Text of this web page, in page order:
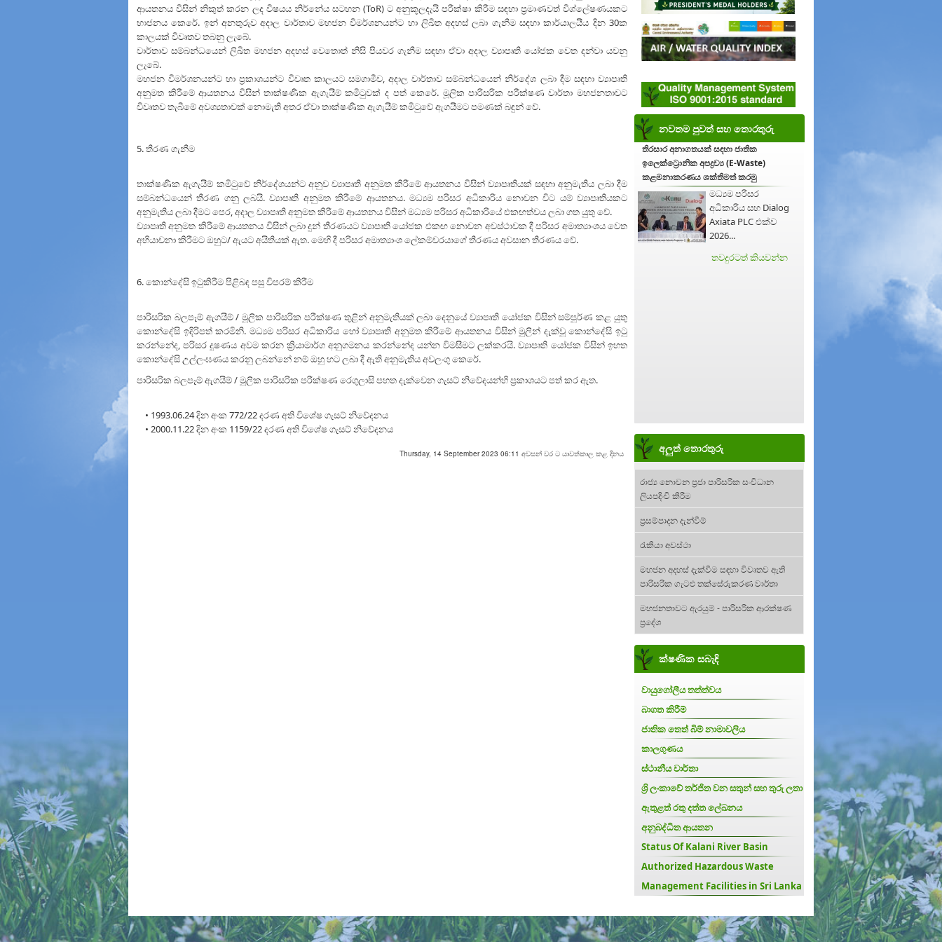
ආයතනය විසින් නිකුත් කරන ලද විෂයය නිර්නේය සටහන (ToR) ට අනුකූලදැයි පරීක්ෂා කිරීම සඳහා ප්‍රමාණවත් විශ්ලේෂණයකට
භාජනය කෙරේ. ඉන් අනතුරුව අදාල වාර්තාව මහජන විමර්ශනයන්ට හා ලිඛිත අදහස් ලබා ගැනීම සඳහා කාර්යාලයීය දින 30ක
කාලයක් විවෘතව තබනු ලැබේ.
වාර්තාව සම්බන්ධයෙන් ලිඛිත මහජන අදහස් වෙතොත් නිසි පියවර ගැනීම සඳහා ඒවා අදාල ව්‍යාපෘති යෝජක වෙත දන්වා යවනු
ලැබේ.
මහජන විමර්ශනයන්ට හා ප්‍රකාශයන්ට විවෘත කාලයට සමගාමීව, අදාල වාර්තාව සම්බන්ධයෙන් නිර්දේශ ලබා දීම සඳහා ව්‍යාපෘති
අනුමත කිරීමේ ආයතනය විසින් තාක්ෂණික ඇගැයීම් කමිටුවක් ද පත් කෙරේ. මූලික පාරිසරික පරීක්ෂණ වාර්තා මහජනතාවට
විවෘතව තැබීමේ අවශ්‍යතාවක් නොමැති අතර ඒවා තාක්ෂණික ඇගැයීම් කමිටුවේ ඇගයීමට පමණක් බඳුන් වේ.
5. තීරණ ගැනීම
තාක්ෂණික ඇගැයීම් කමිටුවේ නිර්දේශයන්ට අනුව ව්‍යාපෘති අනුමත කිරීමේ ආයතනය විසින් ව්‍යාපෘතියක් සඳහා අනුමැතිය ලබා දීම
සම්බන්ධයෙන් තීරණ ගනු ලබයි. ව්‍යාපෘති අනුමත කිරීමේ ආයතනය. මධ්‍යම පරිසර අධිකාරිය නොවන විට යම් ව්‍යාපෘතියකට
අනුමැතිය ලබා දීමට පෙර, අදාල ව්‍යාපෘති අනුමත කිරීමේ ආයතනය විසින් මධ්‍යම පරිසර අධිකාරියේ එකඟත්වය ලබා ගත යුතු වේ.
ව්‍යාපෘති අනුමත කිරීමේ ආයතනය විසින් ලබා දුන් තීරණයට ව්‍යාපෘති යෝජක එකඟ නොවන අවස්ථාවක දී පරිසර අමාත්‍යාංශය වෙත
අභියාචනා කිරීමට ඔහුට/ ඇයට අයිතියක් ඇත. මෙහි දී පරිසර අමාත්‍යාංශ ලේකම්වරයාගේ තීරණය අවසාන තීරණය වේ.
6. කොන්දේසි ඉටුකිරීම පිළිබඳ පසු විපරම් කිරීම
පාරිසරික බලපෑම් ඇගයීම් / මූලික පාරිසරික පරීක්ෂණ තුළින් අනුමැතියක් ලබා දෙනුයේ ව්‍යාපෘති යෝජක විසින් සම්පූර්ණ කළ යුතු
කොන්දේසි ඉදිරිපත් කරමිනි. මධ්‍යම පරිසර අධිකාරිය හෝ ව්‍යාපෘති අනුමත කිරීමේ ආයතනය විසින් මුලින් දැක්වූ කොන්දේසි ඉටු
කරන්නේද, පරිසර දූෂණය අවම කරන ක්‍රියාමාර්ග අනුගමනය කරන්නේද යන්න විමසීමට ලක්කරයි. ව්‍යාපෘති යෝජක විසින් ඉහත
කොන්දේසි උල්ලංඝණය කරනු ලබන්නේ නම් ඔහු හට ලබා දී ඇති අනුමැතිය අවලංගු කෙරේ.
පාරිසරික බලපෑම් ඇගයීම් / මූලික පාරිසරික පරීක්ෂණ රෙගුලාසි පහත දැක්වෙන ගැසට් නිවේදයන්හි ප්‍රකාශයට පත් කර ඇත.
• 1993.06.24 දින අංක 772/22 දරණ අති විශේෂ ගැසට් නිවේදනය
• 2000.11.22 දින අංක 1159/22 දරණ අති විශේෂ ගැසට් නිවේදනය
Thursday, 14 September 2023 06:11 අවසන් වර ට යාවත්කාල කළ දිනය
නවතම පුවත් සහ තොරතුරු
තිරසාර අනාගතයක් සඳහා ජාතික
ඉලෙක්ට්‍රොනික අපද්‍රව්‍ය (E-Waste)
කළමනාකරණය ශක්තිමත් කරමු
මධ්‍යම පරිසර
අධිකාරිය සහ Dialog
Axiata PLC එක්ව
2026...
තවදුරටත් කියවන්න
අලුත් තොරතුරු
රාජ්‍ය නොවන ප්‍රජා පාරිසරික සංවිධාන
ලියපදිංචි කිරීම
ප්‍රසම්පාදන දැන්වීම්
රැකියා අවස්ථා
මහජන අදහස් දැක්වීම සඳහා විවෘතව ඇති
පාරිසරික ගැටළු තක්සේරුකරණ වාර්තා
මහජනතාවට ඇරයුම් - පාරිසරික ආරක්ෂණ
ප්‍රදේශ
ක්ෂණික සබැඳි
වායුගෝලීය තත්ත්වය
බාගත කිරීම්
ජාතික තෙත් බිම් නාමාවලිය
කාලගුණය
ස්ථානීය වාර්තා
ශ්‍රි ලංකාවේ තර්ජිත වන සතුන් සහ තුරු ලතා
ඇතුළත් රතු දත්ත ලේඛනය
අනුබද්ධිත ආයතන
Status Of Kalani River Basin
Authorized Hazardous Waste
Management Facilities in Sri Lanka